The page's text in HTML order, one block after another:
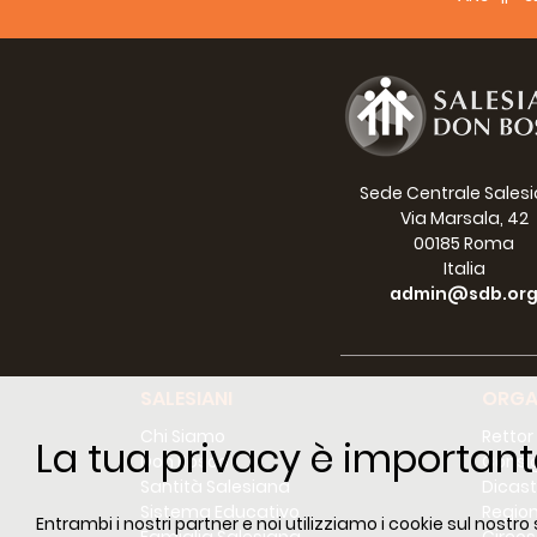
La tua privacy è
Entrambi i nostri partner e noi utilizziamo i cookie sul
Visita
19.00
7.00
9.30
10.00
Nel
Sede Centrale
Via Marsala, 42
00185 Roma
Italia
admin@sdb.org
Chi Siamo
Don Bosco
Santità Salesiana
Sistema Educativo
Regioni